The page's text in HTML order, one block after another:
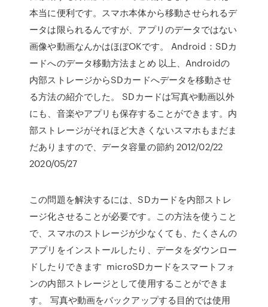
本当に便利です。スマホ本体から移動させられるデ
ータは限られるんですが、アプリのデータではない
画像や動画なんかはほぼOKです。 Android：SDカ
ードへのデータ移動方法まとめ 以上、Androidの
内部ストレージからSDカードへデータを移動させ
る方法の紹介でした。 SDカードは写真や動画以外
にも、音楽やアプリも保存することができます。内
部ストレージがそれほど大きくないスマホもまだま
だありますので、データ容量の節約 2012/02/22
2020/05/27
この問題を解決するには、SDカードを内部ストレ
ージ化させることが必要です。この方法を使うこと
で、スマホのストレージが少なくても、たくさんの
アプリをインストールしたり、データをダウンロー
ドしたりできます microSDカードをスマートフォ
ンの内部ストレージとして使用することができま
す。 写真や動画をバックアップする目的では使用